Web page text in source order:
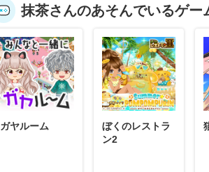
抹茶さんのあそんでいるゲー
ガヤルーム
ぼくのレストラ
ン2